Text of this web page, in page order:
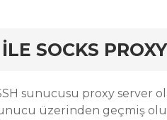
SOCKS
sunucusu proxy server
üzerinden geçmiş